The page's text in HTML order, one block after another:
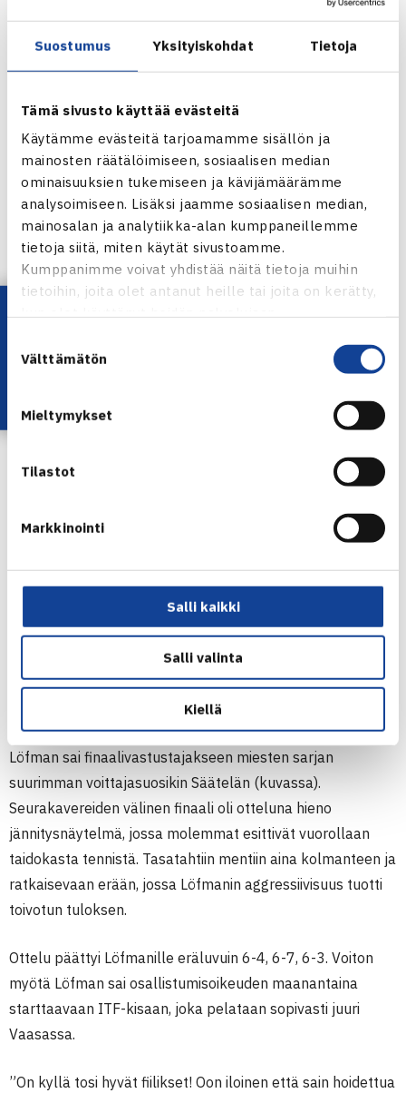
Suostumus Yksityiskohdat Tietoja
Tämä sivusto käyttää evästeitä
Käytämme evästeitä tarjoamamme sisällön ja
mainosten räätälöimiseen, sosiaalisen median
ominaisuuksien tukemiseen ja kävijämäärämme
analysoimiseen. Lisäksi jaamme sosiaalisen median,
mainosalan ja analytiikka-alan kumppaneillemme
tietoja siitä, miten käytät sivustoamme.
Kumppanimme voivat yhdistää näitä tietoja muihin
tietoihin, joita olet antanut heille tai joita on kerätty,
valinta
Välttämätön
Mieltymykset
Tilastot
Markkinointi
Salli kaikki
Salli valinta
Kiellä
Khloe Kärkkäinen antoi finaalissa
kunniakkaan vastuksen
Löfmanin ote piti loppuun asti
Miesten finaaliin lähdettiin niin ikään mielenkiintoisista
asetelmista. Ensiesiintymisensä kuluvalla FT-kaudella
tehnyt Löfman ehti murjoa lauantaina vastustajia sivuun
pääsynsä finaaliin. Helsinkiläisen sitkeyden sai tuta muiden
(LVS) kuin
Otso Martikainen
(HVS-Tennis).
Löfman sai finaalivastustajakseen miesten sarjan
suurimman voittajasuosikin Säätelän (kuvassa).
Seurakavereiden välinen finaali oli otteluna hieno
jännitysnäytelmä, jossa molemmat esittivät vuorollaan
taidokasta tennistä. Tasatahtiin mentiin aina kolmanteen ja
ratkaisevaan erään, jossa Löfmanin aggressiivisuus tuotti
toivotun tuloksen.
Ottelu päättyi Löfmanille eräluvuin 6-4, 6-7, 6-3. Voiton
myötä Löfman sai osallistumisoikeuden maanantaina
starttaavaan ITF-kisaan, joka pelataan sopivasti juuri
Vaasassa.
”On kyllä tosi hyvät fiilikset! Oon iloinen että sain hoidettua
Lataa OmaTennis!